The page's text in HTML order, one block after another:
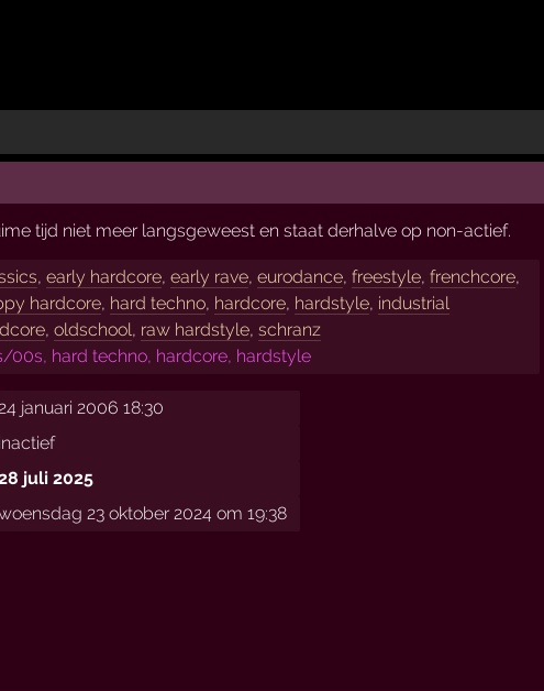
tijd niet meer langsgeweest en staat derhalve op non-actief.
,early hardcore,early rave,eurodance,freestyle,frenchcore,
hardcore, hard techno, hardcore, hardstyle, industrial
,oldschool, raw hardstyle,schranz
00s, hard techno, hardcore, hardstyle
24 januari 2006 18:30
inactief
juli 2025
23 oktober 2024 om 19:38